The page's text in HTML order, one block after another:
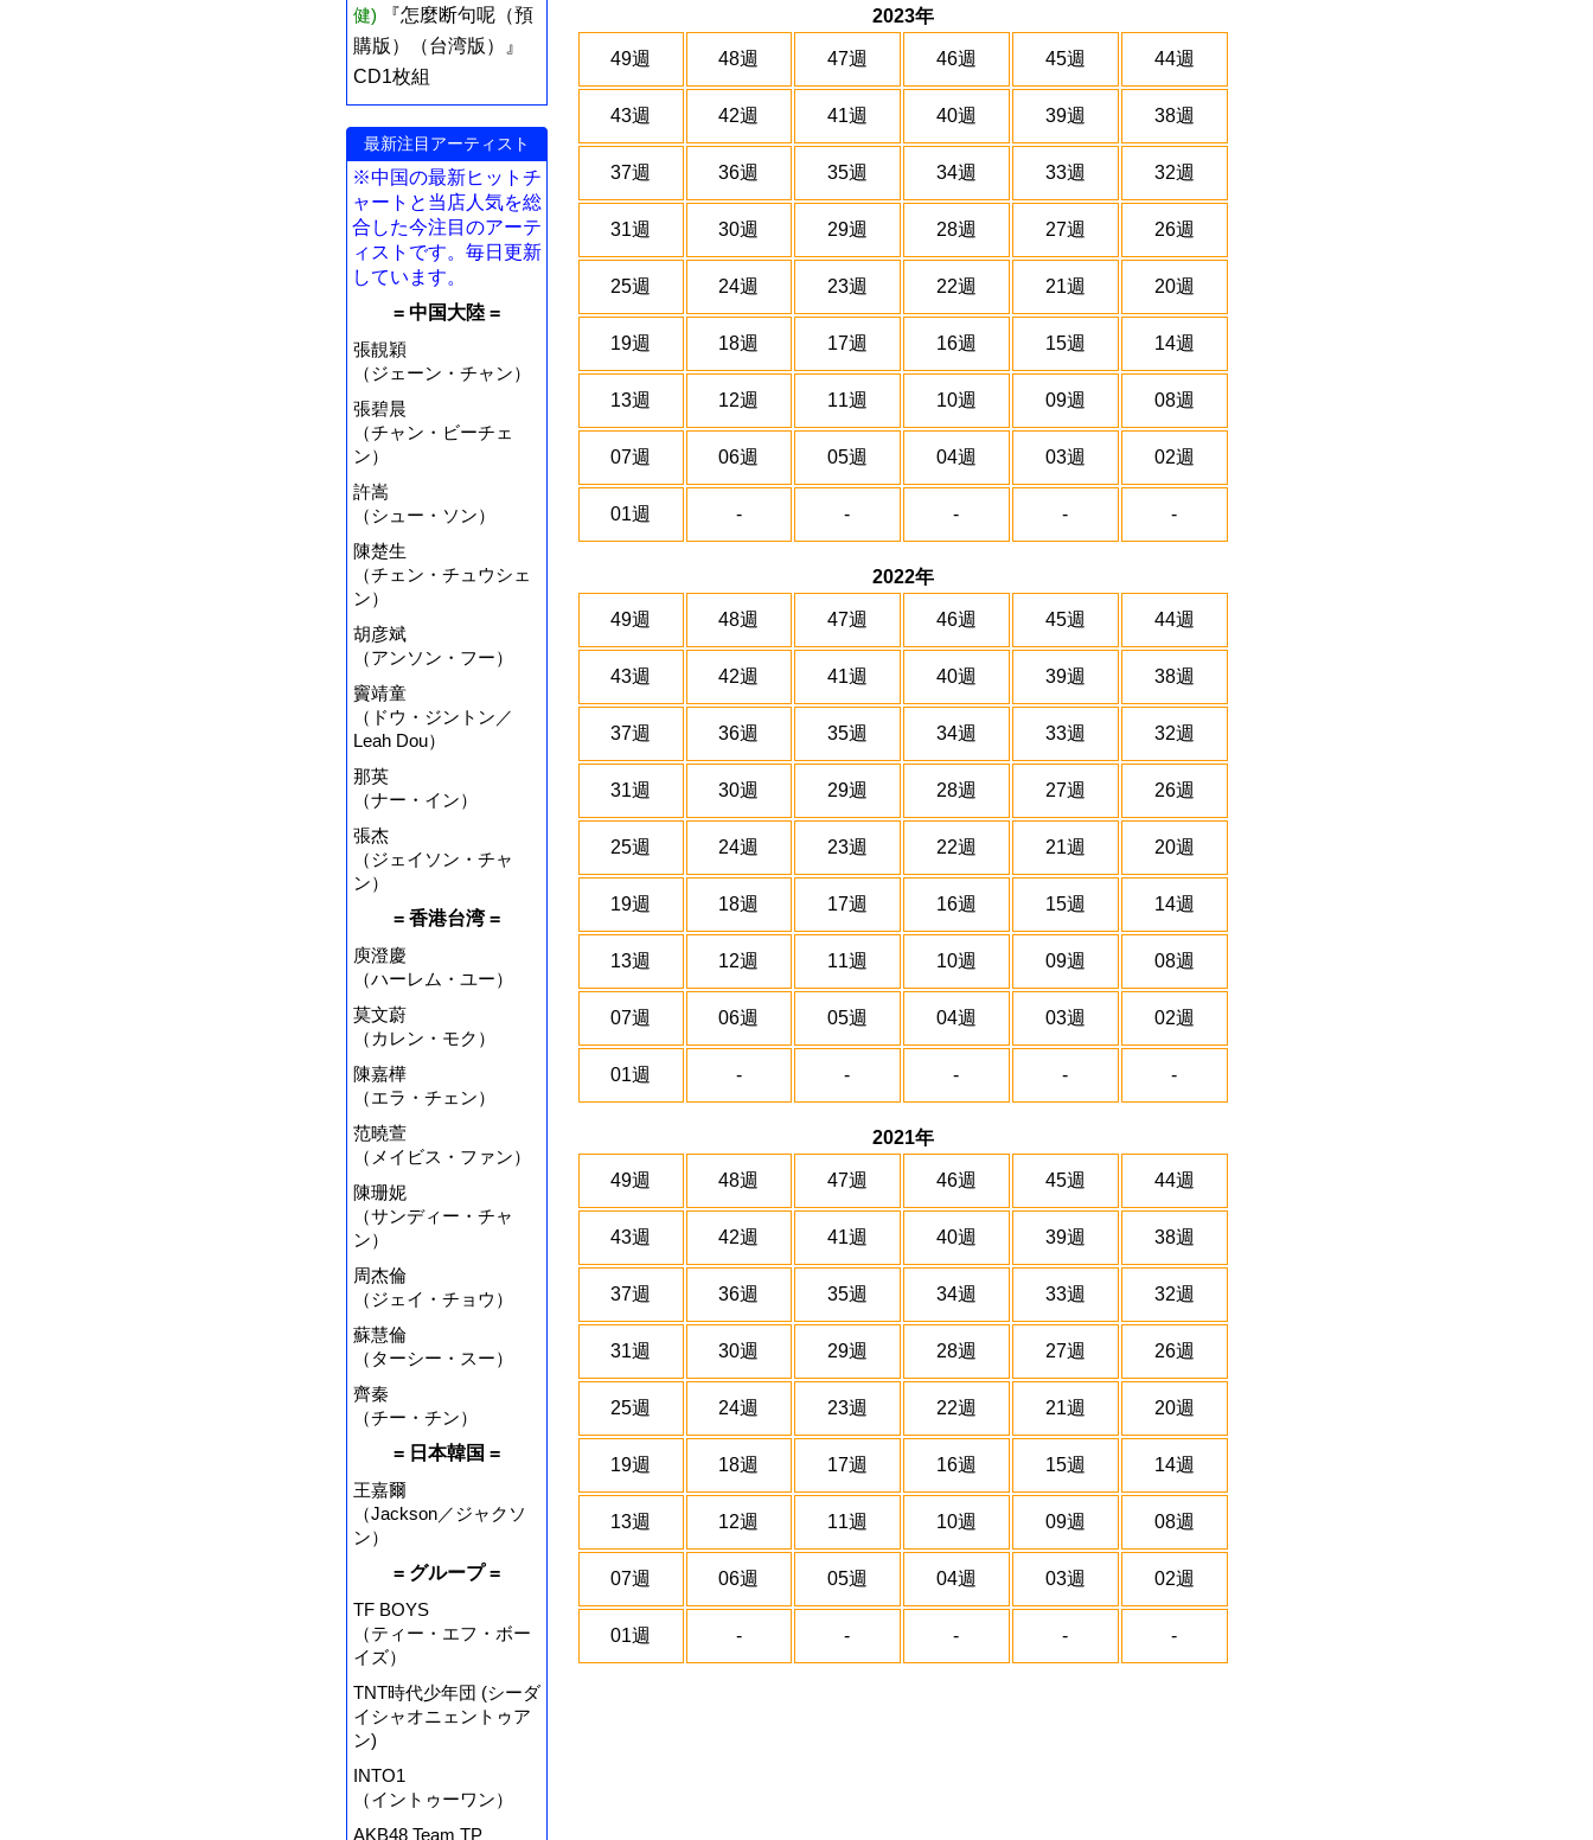
健)
『怎麼断句呢（預
購版）（台湾版）』
CD1枚組
最新注目アーティスト
※中国の最新ヒットチ
ャートと当店人気を総
合した今注目のアーテ
ィストです。毎日更新
しています。
= 中国大陸 =
張靚穎
（ジェーン・チャン）
張碧晨
（チャン・ビーチェ
ン）
許嵩
（シュー・ソン）
陳楚生
（チェン・チュウシェ
ン）
胡彦斌
（アンソン・フー）
竇靖童
（ドウ・ジントン／
Leah Dou）
那英
（ナー・イン）
張杰
（ジェイソン・チャ
ン）
= 香港台湾 =
庾澄慶
（ハーレム・ユー）
莫文蔚
（カレン・モク）
陳嘉樺
（エラ・チェン）
范曉萱
（メイビス・ファン）
陳珊妮
（サンディー・チャ
ン）
周杰倫
（ジェイ・チョウ）
蘇慧倫
（ターシー・スー）
齊秦
（チー・チン）
= 日本韓国 =
王嘉爾
（Jackson／ジャクソ
ン）
= グループ =
TF BOYS
（ティー・エフ・ボー
イズ）
TNT時代少年団 (シーダ
イシャオニェントゥア
ン)
INTO1
（イントゥーワン）
AKB48 Team TP
2023年
49週 48週 47週 46週 45週 44週
43週 42週 41週 40週 39週 38週
37週 36週 35週 34週 33週 32週
31週 30週 29週 28週 27週 26週
25週 24週 23週 22週 21週 20週
19週 18週 17週 16週 15週 14週
13週 12週 11週 10週 09週 08週
07週 06週 05週 04週 03週 02週
01週 - - - - -
2022年
49週 48週 47週 46週 45週 44週
43週 42週 41週 40週 39週 38週
37週 36週 35週 34週 33週 32週
31週 30週 29週 28週 27週 26週
25週 24週 23週 22週 21週 20週
19週 18週 17週 16週 15週 14週
13週 12週 11週 10週 09週 08週
07週 06週 05週 04週 03週 02週
01週 - - - - -
2021年
49週 48週 47週 46週 45週 44週
43週 42週 41週 40週 39週 38週
37週 36週 35週 34週 33週 32週
31週 30週 29週 28週 27週 26週
25週 24週 23週 22週 21週 20週
19週 18週 17週 16週 15週 14週
13週 12週 11週 10週 09週 08週
07週 06週 05週 04週 03週 02週
01週 - - - - -